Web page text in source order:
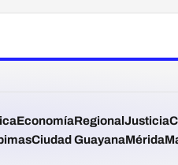
EconomíaRegional Justicia
Ciudad GuayanaMérida